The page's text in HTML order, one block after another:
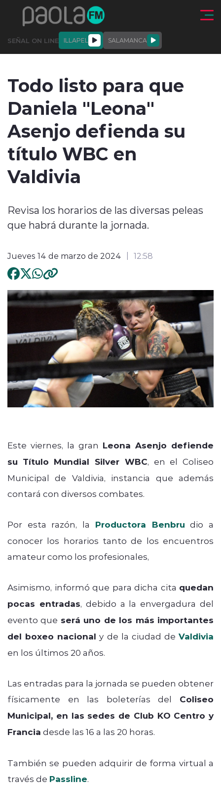
Click acá para ir directamente al contenido
SEÑAL ON LINE ILLAPEL SALAMANCA
ACTUALIDAD
modo claro
Todo listo para que
Daniela "Leona"
Asenjo defienda su
título WBC en
Valdivia
Revisa los horarios de las diversas peleas
que habrá durante la jornada.
Jueves 14 de marzo de 2024 12:58
Este viernes, la gran Leona Asenjo defiende
su Título Mundial Silver WBC, en el Coliseo
Municipal de Valdivia, instancia que además
contará con diversos combates.
Por esta razón, la Productora Benbru dio a
conocer los horarios tanto de los encuentros
amateur como los profesionales,
Asimismo, informó que para dicha cita quedan
pocas entradas, debido a la envergadura del
evento que será uno de los más importantes
del boxeo nacional y de la ciudad de Valdivia
en los últimos 20 años.
Las entradas para la jornada se pueden obtener
físicamente en las boleterías del Coliseo
Municipal, en las sedes de Club KO Centro y
Francia desde las 16 a las 20 horas.
También se pueden adquirir de forma virtual a
través de Passline.